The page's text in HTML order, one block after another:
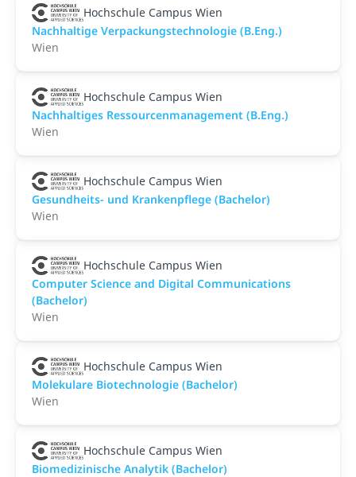
Hochschule Campus Wien
Nachhaltige Verpackungstechnologie (B.Eng.)
Wien
Hochschule Campus Wien
Nachhaltiges Ressourcenmanagement (B.Eng.)
Wien
Hochschule Campus Wien
Gesundheits- und Krankenpflege (Bachelor)
Wien
Hochschule Campus Wien
Computer Science and Digital Communications
(Bachelor)
Wien
Hochschule Campus Wien
Molekulare Biotechnologie (Bachelor)
Wien
Hochschule Campus Wien
Biomedizinische Analytik (Bachelor)